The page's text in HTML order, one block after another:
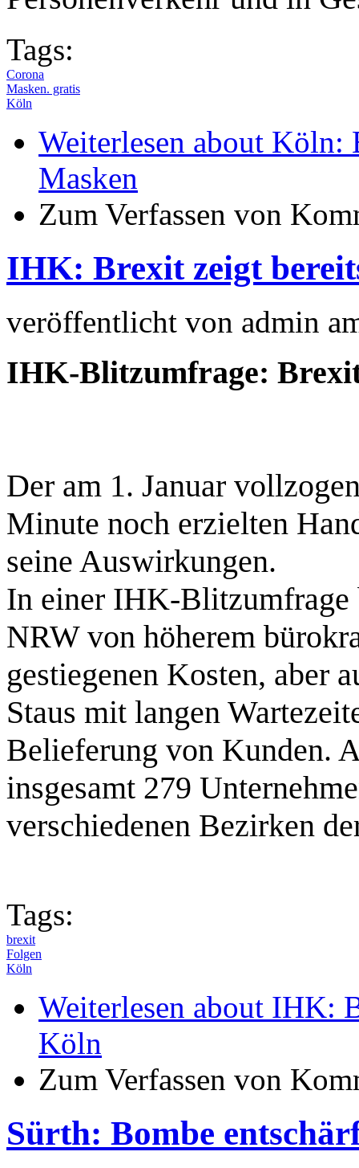
Tags:
Corona
Masken. gratis
Köln
Weiterlesen about Köln:
Masken
Zum Verfassen von
IHK: Brexit zeigt
veröffentlicht von admin
IHK-Blitzumfrage:
Der am 1. Januar
Minute noch erzielten
seine Auswirkungen.
In einer IHK-Blitzumfrage
NRW von höherem
gestiegenen Kosten, aber
Staus mit langen
Belieferung von Kunden.
insgesamt 279
verschiedenen Bezirken
Tags:
brexit
Folgen
Köln
Weiterlesen about IHK:
Köln
Zum Verfassen von
Sürth: Bombe